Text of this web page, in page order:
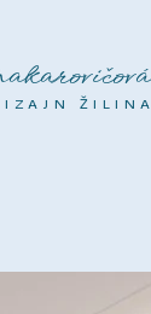
ŽILINA